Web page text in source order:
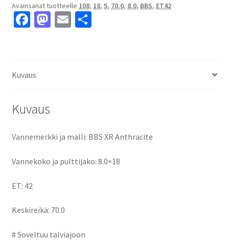
Avainsanat tuotteelle 108, 18, 5, 70.0, 8.0, BBS, ET42
Fa
o
o
M E S
Kuvaus
Kuvaus
Vannemerkki ja malli: BBS XR Anthracite
Vannekoko ja pulttijako: 8.0×18
ET: 42
Keskireikä: 70.0
# Soveltuu talviajoon